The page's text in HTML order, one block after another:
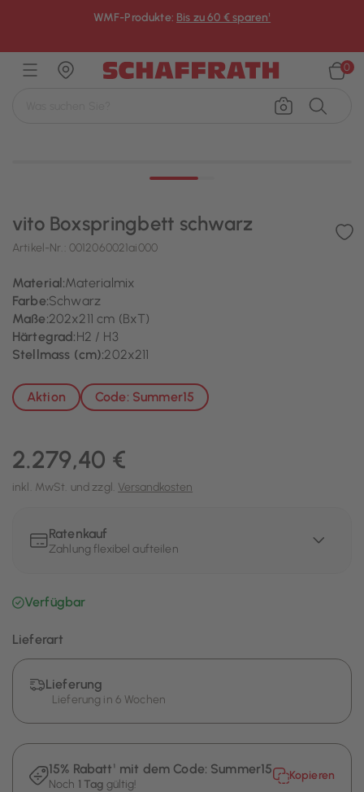
WMF-Produkte: Bis zu 60 € sparen¹
0
vito Boxspringbett schwarz
Artikel-Nr.: 0012060021ai000
Material:Materialmix
Farbe:Schwarz
Maße:202x211 cm (BxT)
Härtegrad:H2 / H3
Stellmass (cm):202x211
Aktion Code: Summer15
2.279,40 €
inkl. MwSt. und zzgl. Versandkosten
Ratenkauf
Zahlung flexibel aufteilen
Verfügbar
Lieferart
Lieferung
Lieferung in 6 Wochen
15% Rabatt¹ mit dem Code: Summer15
Noch 1 Tag gültig!
Kopieren